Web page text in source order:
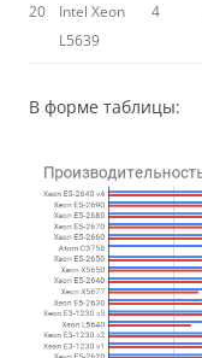
20
Intel Xeon
L5639
4
В форме таблицы: